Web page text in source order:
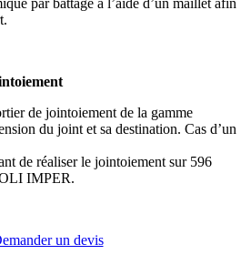
par battage à l’aide d’un maillet afin
de jointoiement de la gamme
du joint et sa destination. Cas d’un
de réaliser le jointoiement sur 596
IMPER.
un devis